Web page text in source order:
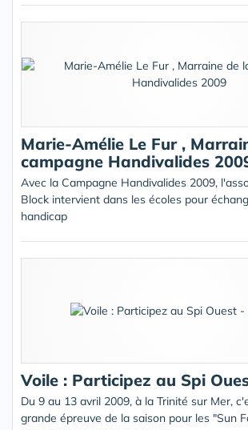
Marie-Amélie Le Fur ,
campagne Handivalides
Avec la Campagne Handivalides 2009,
Block intervient dans les écoles pour
handicap
Voile : Participez au Spi
Du 9 au 13 avril 2009, à la Trinité sur Mer,
grande épreuve de la saison pour les "Sun